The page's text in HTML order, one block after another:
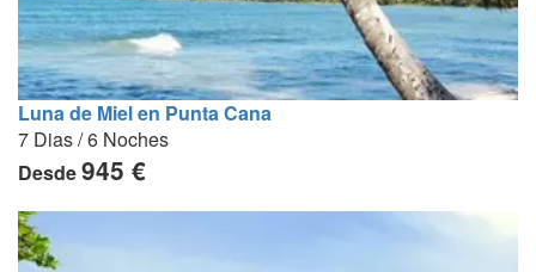
Luna de Miel en Punta Cana
7 Dias / 6 Noches
Desde945 €